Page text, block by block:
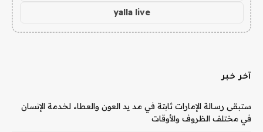
yalla live
آخر خبر
ستبقى رسالة الإمارات ثابتة في مد يد العون والعطاء لخدمة الإنسان
في مختلف الظروف والأوقات